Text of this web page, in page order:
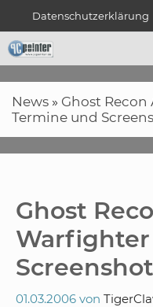
springen
Datenschutzerklärung
News » Ghost
Termine und
Ghost
Warfighter
01.03.2006 von